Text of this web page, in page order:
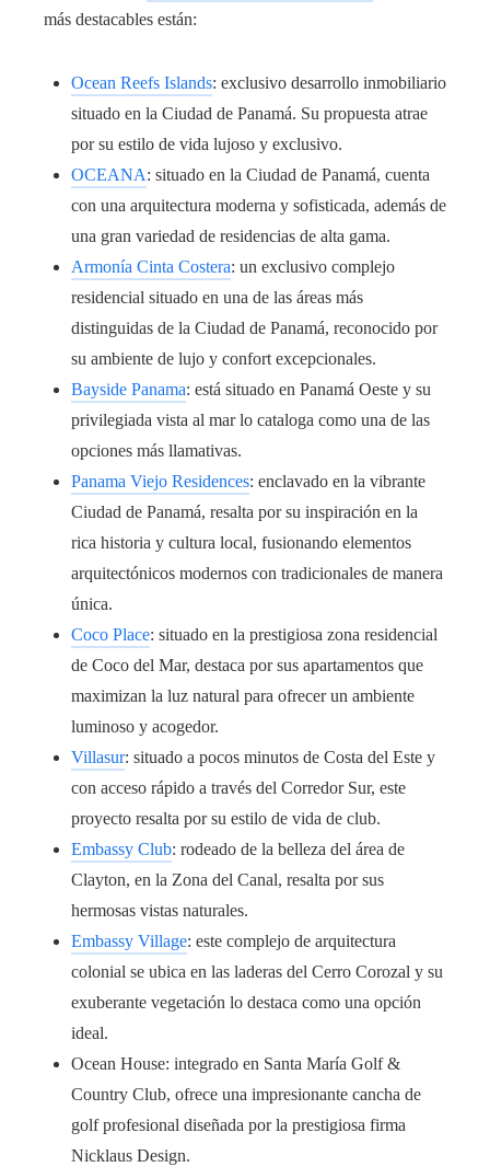
más destacables están:
Ocean Reefs Islands: exclusivo desarrollo inmobiliario
situado en la Ciudad de Panamá. Su propuesta atrae
por su estilo de vida lujoso y exclusivo.
OCEANA: situado en la Ciudad de Panamá, cuenta
con una arquitectura moderna y sofisticada, además de
una gran variedad de residencias de alta gama.
Armonía Cinta Costera: un exclusivo complejo
residencial situado en una de las áreas más
distinguidas de la Ciudad de Panamá, reconocido por
su ambiente de lujo y confort excepcionales.
Bayside Panama: está situado en Panamá Oeste y su
privilegiada vista al mar lo cataloga como una de las
opciones más llamativas.
Panama Viejo Residences: enclavado en la vibrante
Ciudad de Panamá, resalta por su inspiración en la
rica historia y cultura local, fusionando elementos
arquitectónicos modernos con tradicionales de manera
única.
Coco Place: situado en la prestigiosa zona residencial
de Coco del Mar, destaca por sus apartamentos que
maximizan la luz natural para ofrecer un ambiente
luminoso y acogedor.
Villasur: situado a pocos minutos de Costa del Este y
con acceso rápido a través del Corredor Sur, este
proyecto resalta por su estilo de vida de club.
Embassy Club: rodeado de la belleza del área de
Clayton, en la Zona del Canal, resalta por sus
hermosas vistas naturales.
Embassy Village: este complejo de arquitectura
colonial se ubica en las laderas del Cerro Corozal y su
exuberante vegetación lo destaca como una opción
ideal.
Ocean House: integrado en Santa María Golf &
Country Club, ofrece una impresionante cancha de
golf profesional diseñada por la prestigiosa firma
Nicklaus Design.